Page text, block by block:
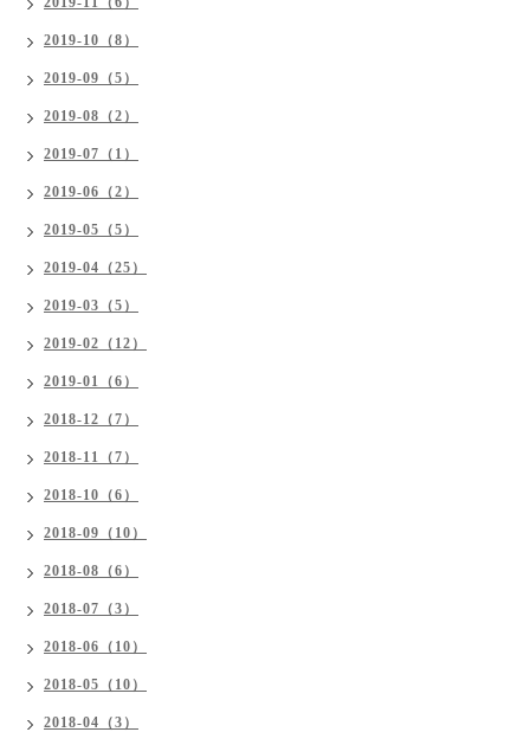
2019-10（8）
2019-09（5）
2019-08（2）
2019-07（1）
2019-06（2）
2019-05（5）
2019-04（25）
2019-03（5）
2019-02（12）
2019-01（6）
2018-12（7）
2018-11（7）
2018-10（6）
2018-09（10）
2018-08（6）
2018-07（3）
2018-06（10）
2018-05（10）
2018-04（3）